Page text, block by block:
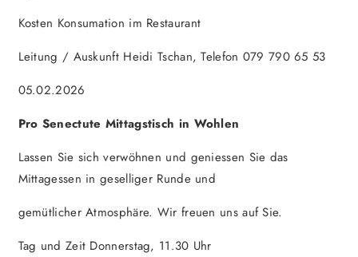
Kosten Konsumation im Restaurant
Leitung / Auskunft Heidi Tschan, Telefon 079 790 65 53
05.02.2026
Pro Senectute Mittagstisch in Wohlen
Lassen Sie sich verwöhnen und geniessen Sie das
Mittagessen in geselliger Runde und
gemütlicher Atmosphäre. Wir freuen uns auf Sie.
Tag und Zeit Donnerstag, 11.30 Uhr